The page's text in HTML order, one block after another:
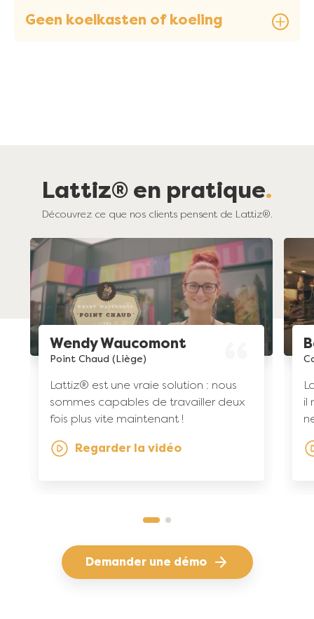
Geen koelkasten of koeling
Lattiz® en pratique
Découvrez ce que nos clients pensent de Lattiz®.
Wendy Waucomont
Point Chaud (Liège)
Lattiz® est une vraie solution : nous
sommes capables de travailler deux
fois plus vite maintenant !
Regarder la vidéo
il
Demander une démo